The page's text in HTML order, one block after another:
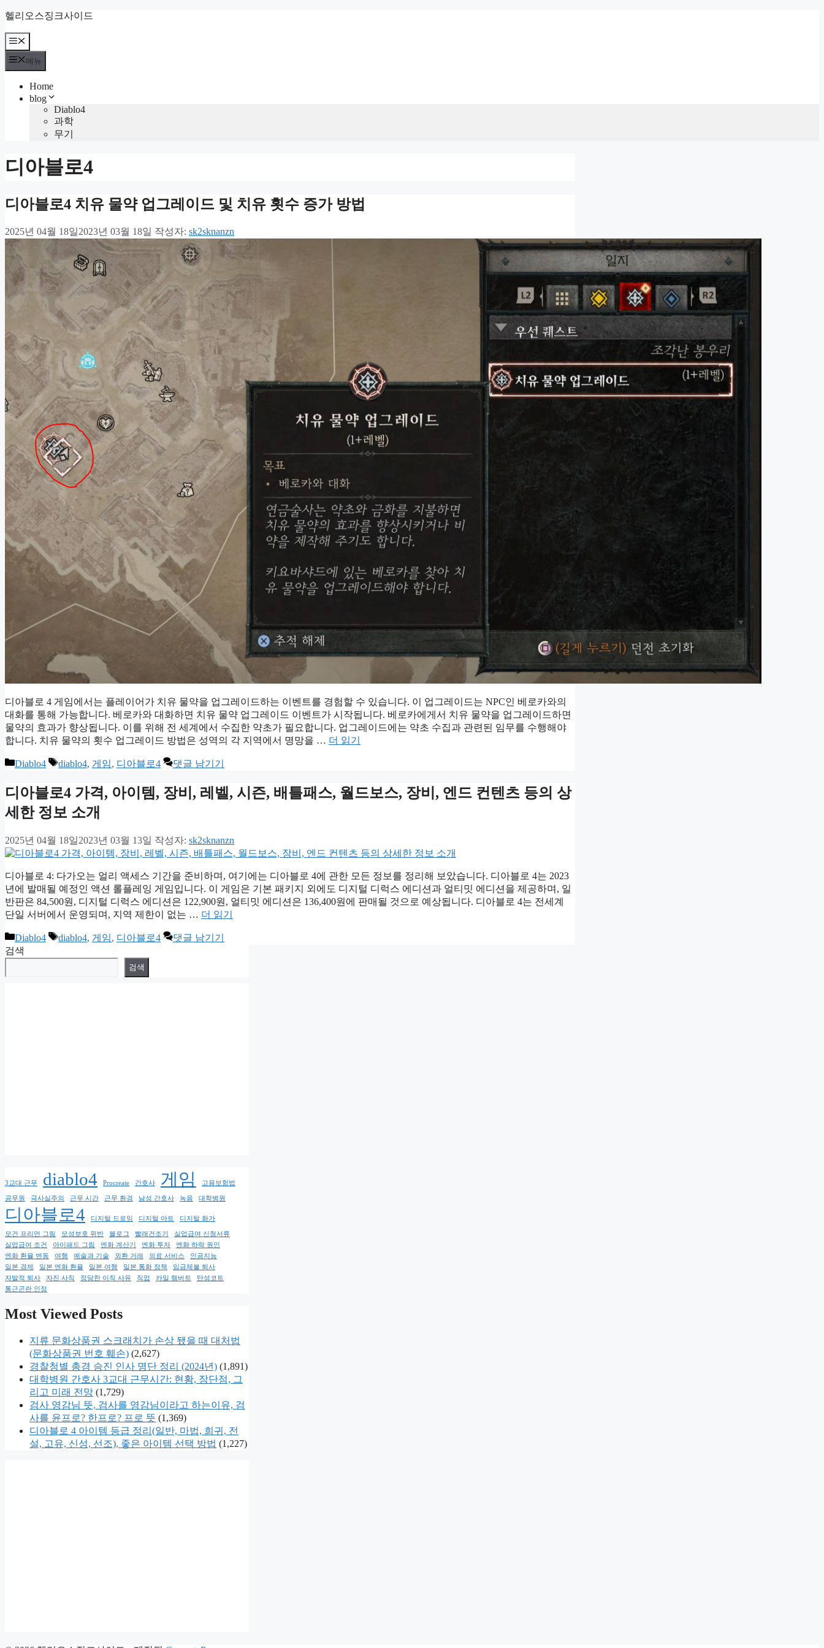
컨
츠
로
헬리오스징크사이드
메
뉴
메뉴
Home
blog
Diablo4
과학
무기
디아블로4
디아블로4 치유 물약 업그레이드 및 치유 횟수 증가 방법
2025년 04월 18일2023년 03월 18일 작성자: sk2sknanzn
디아블로 4 게임에서는 플레이어가 치유 물약을 업그레이드하는 이벤트를 경험할 수 있습니다. 이 업그레이드는 NPC인 베로카와의
대화를 통해 가능합니다. 베로카와 대화하면 치유 물약 업그레이드 이벤트가 시작됩니다. 베로카에게서 치유 물약을 업그레이드하면
물약의 효과가 향상됩니다. 이를 위해 전 세계에서 수집한 약초가 필요합니다. 업그레이드에는 약초 수집과 관련된 임무를 수행해야
합니다. 치유 물약의 횟수 업그레이드 방법은 성역의 각 지역에서 명망을 … 더 읽기
카
고
리
Diablo4
태
diablo4, 게임, 디아블로4 댓글 남기기
디아블로4 가격, 아이템, 장비, 레벨, 시즌, 배틀패스, 월드보스, 장비, 엔드 컨텐츠 등의 상
세한 정보 소개
2025년 04월 18일2023년 03월 13일 작성자: sk2sknanzn
디아블로 4: 다가오는 얼리 액세스 기간을 준비하며, 여기에는 디아블로 4에 관한 모든 정보를 정리해 보았습니다. 디아블로 4는 2023
년에 발매될 예정인 액션 롤플레잉 게임입니다. 이 게임은 기본 패키지 외에도 디지털 디럭스 에디션과 얼티밋 에디션을 제공하며, 일
반판은 84,500원, 디지털 디럭스 에디션은 122,900원, 얼티밋 에디션은 136,400원에 판매될 것으로 예상됩니다. 디아블로 4는 전세계
단일 서버에서 운영되며, 지역 제한이 없는 … 더 읽기
카
테
고
Diablo4
태
diablo4, 게임, 디아블로4
댓글 남기기
검색
검색
3교대 근무 diablo4 Procreate 간호사 게임 고용보험법
공무원 극사실주의 근무 시간 근무 환경 남성 간호사 녹음 대학병원
디아블로4 디지털 드로잉 디지털 아트 디지털 화가
모건 프리먼 그림 모성보호 위반 블로그 빨래건조기
실업급여 신청서류
실업급여 조건
아이패드 그림 엔화 계산기 엔화 투자
엔화 하락 원인
엔화 환율 변동
여행 예술과 기술 외환 거래 의료 서비스
인공지능
일본 경제
일본 엔화 환율 일본 여행 일본 통화 정책
임금체불 퇴사
자발적 퇴사
자진 사직 정당한 이직 사유 직업 카일 램버트
탄성코트
통근곤란 인정
Most Viewed Posts
지류 문화상품권 스크래치가 손상 됐을 때 대처법
(문화상품권 번호 훼손) (2,627)
경찰청별 총경 승진 인사 명단 정리 (2024년) (1,891)
대학병원 간호사 3교대 근무시간: 현황, 장단점, 그
리고 미래 전망 (1,729)
검사 영감님 뜻, 검사를 영감님이라고 하는이유, 검
사를 윤프로? 한프로? 프로 뜻 (1,369)
디아블로 4 아이템 등급 정리(일반, 마법, 희귀, 전
설, 고유, 신성, 선조), 좋은 아이템 선택 방법 (1,227)